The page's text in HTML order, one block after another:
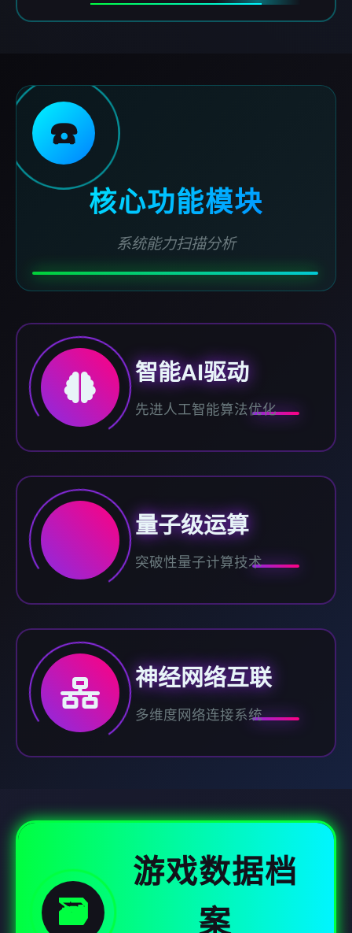
☎️
核心功能模块
系统能力扫描分析
智能AI驱动
先进人工智能算法优化
量子级运算
突破性量子计算技术
神经网络互联
多维度网络连接系统
🗃️
游戏数据档
案